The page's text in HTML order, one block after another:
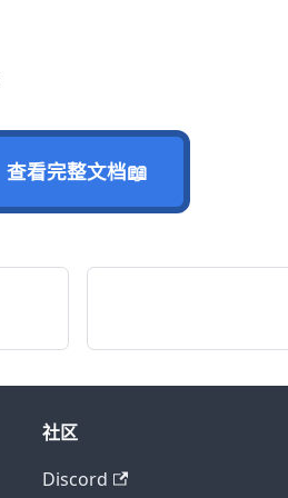
查看完整文档📖
社区
Discord